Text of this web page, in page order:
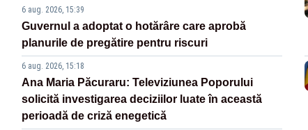
6 aug. 2026, 15:39
Guvernul a adoptat o hotărâre care aprobă
planurile de pregătire pentru riscuri
6 aug. 2026, 15:18
Ana Maria Păcuraru: Televiziunea Poporului
solicită investigarea deciziilor luate în această
perioadă de criză enegetică